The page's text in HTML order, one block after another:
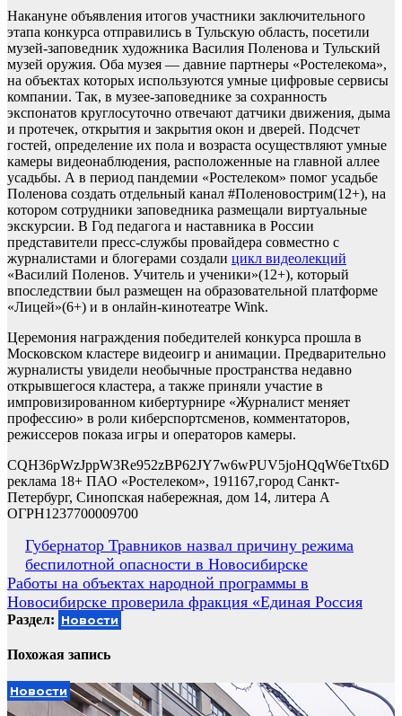
Накануне объявления итогов участники заключительного
этапа конкурса отправились в Тульскую область, посетили
музей-заповедник художника Василия Поленова и Тульский
музей оружия. Оба музея — давние партнеры «Ростелекома»,
на объектах которых используются умные цифровые сервисы
компании. Так, в музее-заповеднике за сохранность
экспонатов круглосуточно отвечают датчики движения, дыма
и протечек, открытия и закрытия окон и дверей. Подсчет
гостей, определение их пола и возраста осуществляют умные
камеры видеонаблюдения, расположенные на главной аллее
усадьбы. А в период пандемии «Ростелеком» помог усадьбе
Поленова создать отдельный канал #Поленовострим(12+), на
котором сотрудники заповедника размещали виртуальные
экскурсии. В Год педагога и наставника в России
представители пресс-службы провайдера совместно с
журналистами и блогерами создали цикл видеолекций
«Василий Поленов. Учитель и ученики»(12+), который
впоследствии был размещен на образовательной платформе
«Лицей»(6+) и в онлайн-кинотеатре Wink.
Церемония награждения победителей конкурса прошла в
Московском кластере видеоигр и анимации. Предварительно
журналисты увидели необычные пространства недавно
открывшегося кластера, а также приняли участие в
импровизированном кибертурнире «Журналист меняет
профессию» в роли киберспортсменов, комментаторов,
режиссеров показа игры и операторов камеры.
CQH36pWzJppW3Re952zBP62JY7w6wPUV5joHQqW6eTtx6D
реклама 18+ ПАО «Ростелеком», 191167,город Санкт-
Петербург, Синопская набережная, дом 14, литера А
ОГРН1237700009700
Навигация
по
записям
Губернатор Травников назвал причину режима
беспилотной опасности в Новосибирске
Работы на объектах народной программы в
Новосибирске проверила фракция «Единая Россия
Раздел: Новости
Похожая запись
Новости